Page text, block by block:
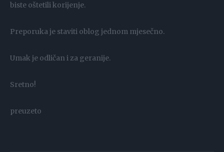
biste oštetili korijenje.
Preporuka je staviti oblog jednom mjesečno.
Umak je odličan i za geranije.
Sretno!
preuzeto